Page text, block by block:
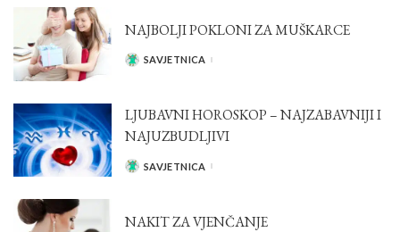
NAJBOLJI POKLONI ZA MUŠKARCE
POSTED
SAVJETNICA
LJUBAVNI HOROSKOP – NAJZABAVNIJI I
NAJUZBUDLJIVI
POSTED
SAVJETNICA
NAKIT ZA VJENČANJE